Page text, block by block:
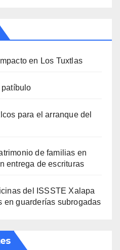
en Los Tuxtlas
patíbulo
para el arranque del
de familias en
entrega de escrituras
del ISSSTE Xalapa
en guarderías subrogadas